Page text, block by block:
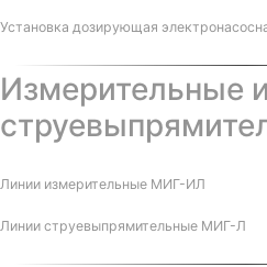
Установка дозирующая
Измерительные и
Линии измерительные МИГ-ИЛ
Линии струевыпрямительные МИГ-Л